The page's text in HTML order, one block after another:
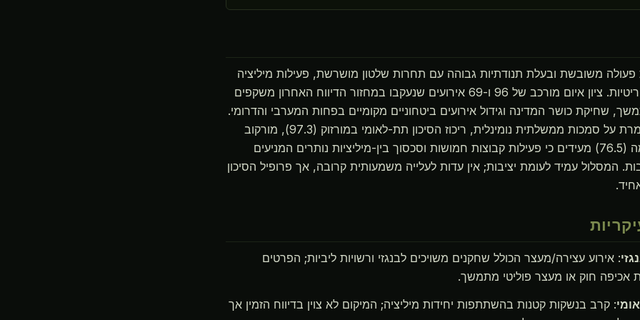
פעולה משובשת ובעלת תנודתיות גבוהה עם תחרות שלטון מושרשת, פעילות מיליציה
ותסחוב בתשתיות קריטיות. ציון איום מורכב של 96 ו-69 אירועים שנעקבו במחזור הדיווח האחרון משקפים
שחיקת כושר המדינה וגידול אירועים ביטחוניים מקומיים בפחות המערבי והדרומי.
למרות שטריפולי שומרת על סמכות ממשלתית נומינלית, ריכוז הסיכון תת-לאומי במורזוק (97.3), מורקוב
(78.1) וטריפולי עצמה (76.5) מעידים כי פעילות קבוצות חמושות וסכסוך בין-מיליציות נותרים המניעים
המסלול עמיד לעומת יציבות; אין עדות לעלייה משמעותית קרובה, אך פרופיל הסיכון
: אירוע עצירה/מעצר הכולל שחקנים משויכים לבנגזי ורשויות ליביות; הפרטים
אכיפה חוק או מעצר פוליטי מתמשך.
: קרב בנשקות קטנות בהשתתפות יחידות מיליציה; המיקום לא צוין בדיווח הזמין אך